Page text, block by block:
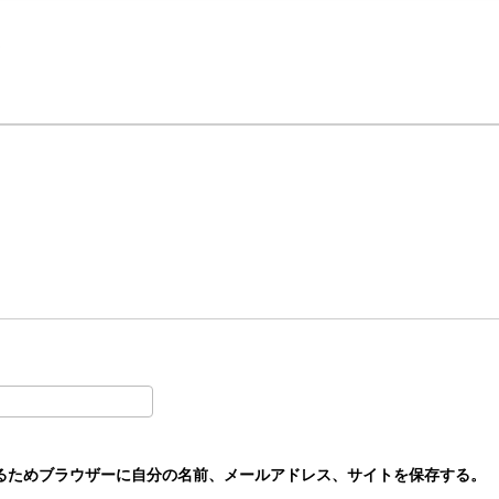
めブラウザーに自分の名前、メールアドレス、サイトを保存する。